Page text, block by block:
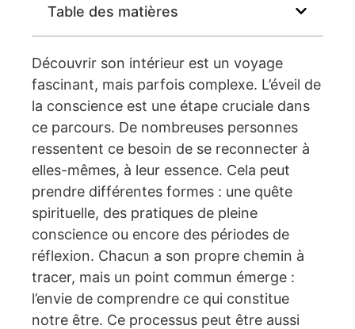
Table des matières
Découvrir son intérieur est un voyage
fascinant, mais parfois complexe. L’éveil de
la conscience est une étape cruciale dans
ce parcours. De nombreuses personnes
ressentent ce besoin de se reconnecter à
elles-mêmes, à leur essence. Cela peut
prendre différentes formes : une quête
spirituelle, des pratiques de pleine
conscience ou encore des périodes de
réflexion. Chacun a son propre chemin à
tracer, mais un point commun émerge :
l’envie de comprendre ce qui constitue
notre être. Ce processus peut être aussi